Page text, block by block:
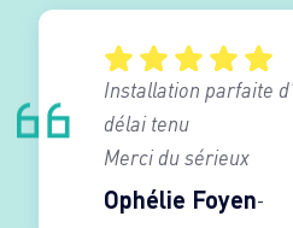
Ophélie Foyen
Installation parfaite
délai tenu
Merci du sérieux